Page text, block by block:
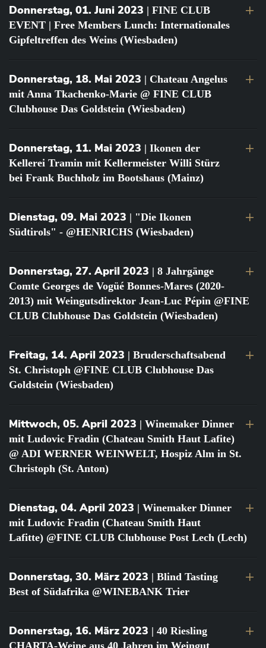
Donnerstag, 01. Juni 2023 | FINE CLUB
EVENT | Free Members Lunch: Internationales
Gipfeltreffen des Weins (Wiesbaden)
Donnerstag, 18. Mai 2023 | Chateau Angelus
mit Anna Tkachenko-Marie @ FINE CLUB
Clubhouse Das Goldstein (Wiesbaden)
Donnerstag, 11. Mai 2023 | Ikonen der
Kellerei Tramin mit Kellermeister Willi Stürz
bei Frank Buchholz im Bootshaus (Mainz)
Dienstag, 09. Mai 2023 | "Die Ikonen
Südtirols" - @HENRICHS (Wiesbaden)
Donnerstag, 27. April 2023 | 8 Jahrgänge
Comte Georges de Vogüé Bonnes-Mares (2020-
2013) mit Weingutsdirektor Jean-Luc Pépin @FINE
CLUB Clubhouse Das Goldstein (Wiesbaden)
Freitag, 14. April 2023 | Bruderschaftsabend
St. Christoph @FINE CLUB Clubhouse Das
Goldstein (Wiesbaden)
Mittwoch, 05. April 2023 | Winemaker Dinner
mit Ludovic Fradin (Chateau Smith Haut Lafite)
@ ADI WERNER WEINWELT, Hospiz Alm in St.
Christoph (St. Anton)
Dienstag, 04. April 2023 | Winemaker Dinner
mit Ludovic Fradin (Chateau Smith Haut
Lafitte) @FINE CLUB Clubhouse Post Lech (Lech)
Donnerstag, 30. März 2023 | Blind Tasting
Best of Südafrika @WINEBANK Trier
Donnerstag, 16. März 2023 | 40 Riesling